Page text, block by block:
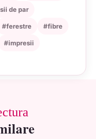
de par
#ferestre #fibre
#impresii